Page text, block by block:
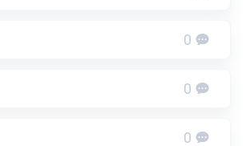
0
0
0